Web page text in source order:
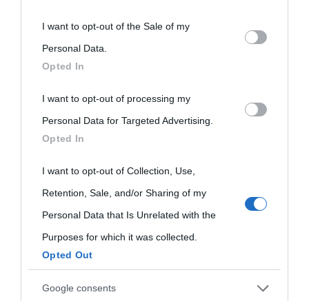
This information may also be disclosed by us to third parties
on the IAB’s List of Downstream Participants that may further
disclose it to other third parties.
Please note that this website/app uses one or more Google
services and may gather and store information including but
not limited to your visit or usage behaviour. You may click to
grant or deny consent to Google and its third-party tags to
use your data for below specified purposes in below Google
consent section.
I want to opt-out of the Sale of my
Personal Data.
Opted In
I want to opt-out of processing my
Personal Data for Targeted Advertising.
Opted In
I want to opt-out of Collection, Use,
Retention, Sale, and/or Sharing of my
Personal Data that Is Unrelated with the
Purposes for which it was collected.
Opted Out
Google consents
Cultura